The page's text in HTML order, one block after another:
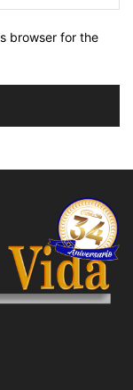
browser for the